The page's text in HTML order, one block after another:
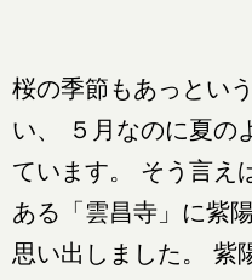
桜の季節もあっとい
い、 ５月なのに夏の
ています。 そう言え
ある「雲昌寺」に紫
思い出しました。 紫